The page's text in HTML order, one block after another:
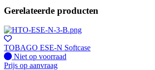
Gerelateerde producten
TOBAGO ESE-N Softcase
Fysiek voorradig
Niet op voorraad
Prijs op aanvraag